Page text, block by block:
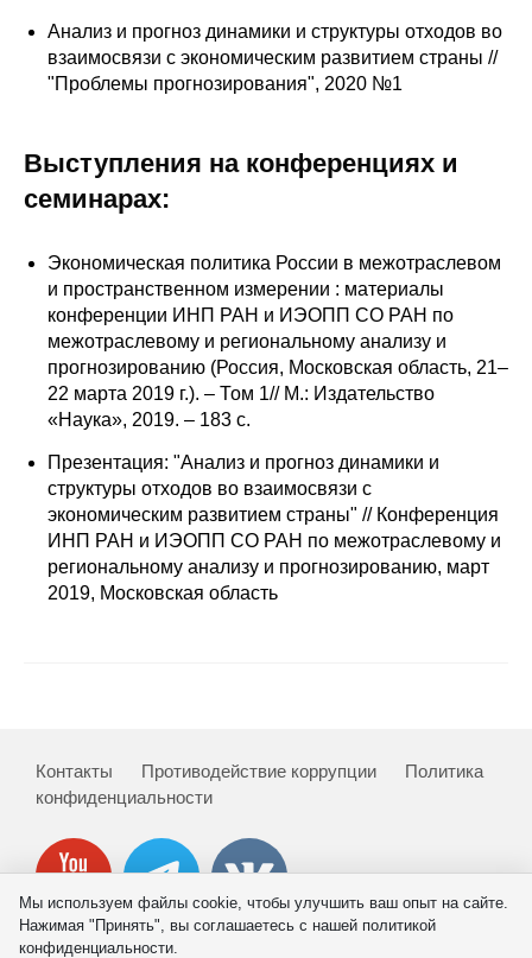
Материалы для СМИ
Научная жизнь
Проблемы прогнозирования
О журнале
Номера журналов
Редакционная этика
Информация для авторов
Общие требования
Выпуски
Редакционная этика
Информация для авторов
Анализ и прогноз динамики и структуры отходов во
взаимосвязи с экономическим развитием страны //
"Проблемы прогнозирования", 2020 №1
Выступления на конференциях и
семинарах:
Экономическая политика России в межотраслевом
и пространственном измерении : материалы
конференции ИНП РАН и ИЭОПП СО РАН по
межотраслевому и региональному анализу и
прогнозированию (Россия, Московская область, 21–
22 марта 2019 г.). – Том 1// М.: Издательство
«Наука», 2019. – 183 с.
Презентация: "Анализ и прогноз динамики и
структуры отходов во взаимосвязи с
экономическим развитием страны" // Конференция
ИНП РАН и ИЭОПП СО РАН по межотраслевому и
региональному анализу и прогнозированию, март
2019, Московская область
Контакты Противодействие коррупции
Политика
конфиденциальности
Мы используем файлы cookie, чтобы улучшить ваш опыт на сайте.
Нажимая "Принять", вы соглашаетесь с нашей политикой
конфиденциальности.